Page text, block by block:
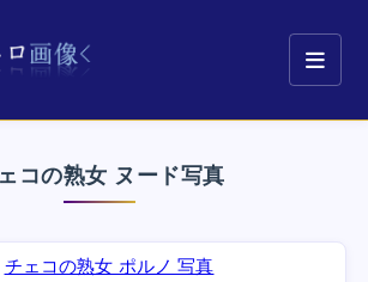
コの熟女 ヌード写真